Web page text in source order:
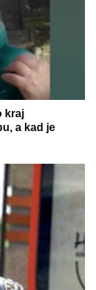
kraj
a kad je